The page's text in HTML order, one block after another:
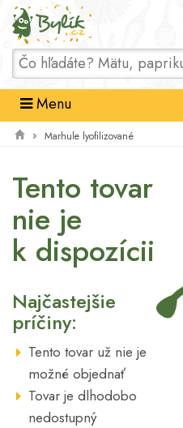
Domov
Menu
Marhule lyofilizované
Tento tovar
nie je
k dispozícii
Najčastejšie
príčiny:
Tento tovar už nie je
možné objednať
Tovar je dlhodobo
nedostupný